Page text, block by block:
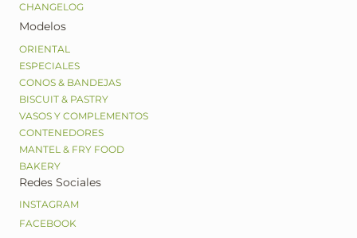
CHANGELOG
Modelos
ORIENTAL
ESPECIALES
CONOS & BANDEJAS
BISCUIT & PASTRY
VASOS Y COMPLEMENTOS
CONTENEDORES
MANTEL & FRY FOOD
BAKERY
Redes Sociales
INSTAGRAM
FACEBOOK